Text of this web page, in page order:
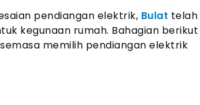
pendiangan elektrik, Bulat telah
kegunaan rumah. Bahagian berikut
memilih pendiangan elektrik